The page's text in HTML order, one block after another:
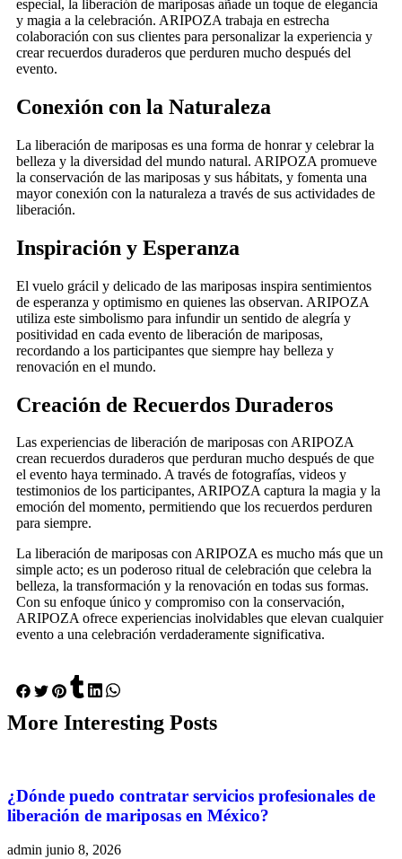
especial, la liberación de mariposas añade un toque de elegancia
y magia a la celebración. ARIPOZA trabaja en estrecha
colaboración con sus clientes para personalizar la experiencia y
crear recuerdos duraderos que perduren mucho después del
evento.
Conexión con la Naturaleza
La liberación de mariposas es una forma de honrar y celebrar la
belleza y la diversidad del mundo natural. ARIPOZA promueve
la conservación de las mariposas y sus hábitats, y fomenta una
mayor conexión con la naturaleza a través de sus actividades de
liberación.
Inspiración y Esperanza
El vuelo grácil y delicado de las mariposas inspira sentimientos
de esperanza y optimismo en quienes las observan. ARIPOZA
utiliza este simbolismo para infundir un sentido de alegría y
positividad en cada evento de liberación de mariposas,
recordando a los participantes que siempre hay belleza y
renovación en el mundo.
Creación de Recuerdos Duraderos
Las experiencias de liberación de mariposas con ARIPOZA
crean recuerdos duraderos que perduran mucho después de que
el evento haya terminado. A través de fotografías, videos y
testimonios de los participantes, ARIPOZA captura la magia y la
emoción del momento, permitiendo que los recuerdos perduren
para siempre.
La liberación de mariposas con ARIPOZA es mucho más que un
simple acto; es un poderoso ritual de celebración que celebra la
belleza, la transformación y la renovación en todas sus formas.
Con su enfoque único y compromiso con la conservación,
ARIPOZA ofrece experiencias inolvidables que elevan cualquier
evento a una celebración verdaderamente significativa.
More Interesting Posts
¿Dónde puedo contratar servicios profesionales de
liberación de mariposas en México?
admin junio 8, 2026